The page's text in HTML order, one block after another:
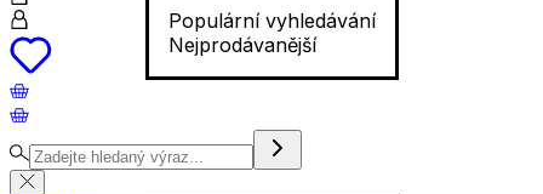
Populární vyhledávání
Nejprodávanější